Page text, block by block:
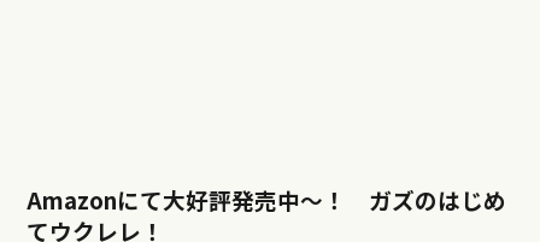
Amazonにて大好評発売中〜！ ガズのはじめ
てウクレレ！